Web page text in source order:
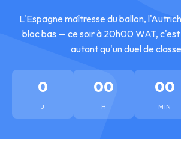
L'Espagne maîtresse du ballon,
bloc bas — ce soir à 20h00 WAT,
autant qu'un duel de
0
J
00
H
00
MIN